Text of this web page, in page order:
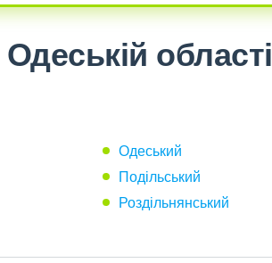
області
Одеський
Подільський
Роздільнянський